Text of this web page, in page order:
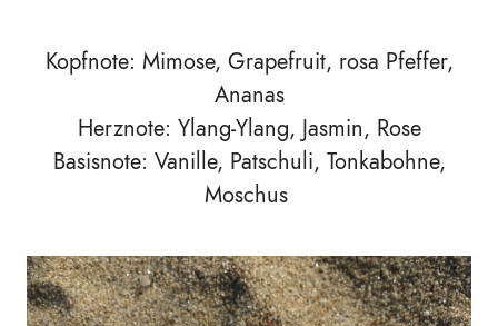
Kopfnote: Mimose, Grapefruit, rosa Pfeffer,
Ananas
Herznote: Ylang-Ylang, Jasmin, Rose
Basisnote: Vanille, Patschuli, Tonkabohne,
Moschus